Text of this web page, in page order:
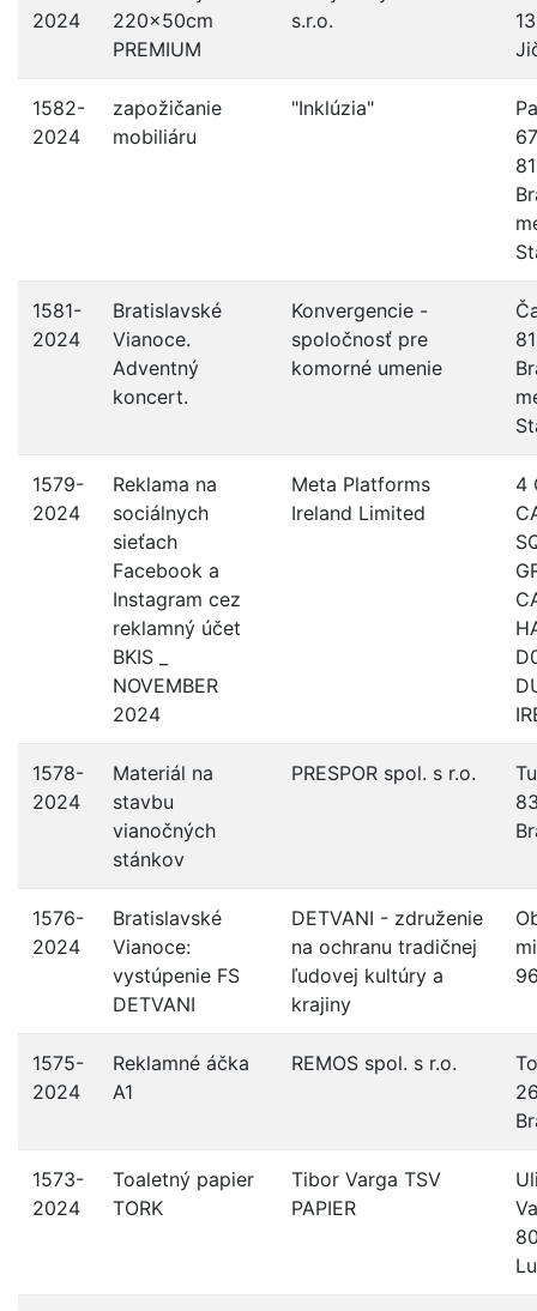
2024
220x50cm
PREMIUM
s.r.o.
1582-
2024
zapožičanie
mobiliáru
"Inklúzia"
1581-
2024
Bratislavské
Vianoce.
Adventný
koncert.
Konvergencie -
spoločnosť pre
komorné umenie
1579-
2024
Reklama na
sociálnych
sieťach
Facebook a
Instagram cez
reklamný účet
BKIS _
NOVEMBER
2024
Meta Platforms
Ireland Limited
4
1578-
2024
Materiál na
stavbu
vianočných
stánkov
PRESPOR spol. s r.o.
1576-
2024
Bratislavské
Vianoce:
vystúpenie FS
DETVANI
DETVANI - združenie
na ochranu tradičnej
ľudovej kultúry a
krajiny
1575-
2024
Reklamné áčka
A1
REMOS spol. s r.o.
1573-
2024
Toaletný papier
TORK
Tibor Varga TSV
PAPIER